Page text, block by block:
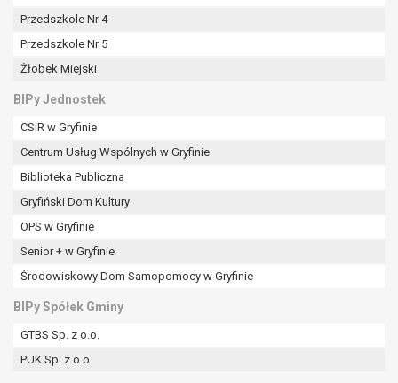
Przedszkole Nr 4
Przedszkole Nr 5
Żłobek Miejski
BIPy Jednostek
CSiR w Gryfinie
Centrum Usług Wspólnych w Gryfinie
Biblioteka Publiczna
Gryfiński Dom Kultury
OPS w Gryfinie
Senior + w Gryfinie
Środowiskowy Dom Samopomocy w Gryfinie
BIPy Spółek Gminy
GTBS Sp. z o.o.
PUK Sp. z o.o.